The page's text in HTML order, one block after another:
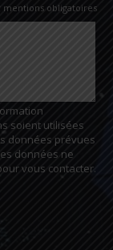
mentions obligatoires
soient utilisées
données prévues
données ne
vous contacter.